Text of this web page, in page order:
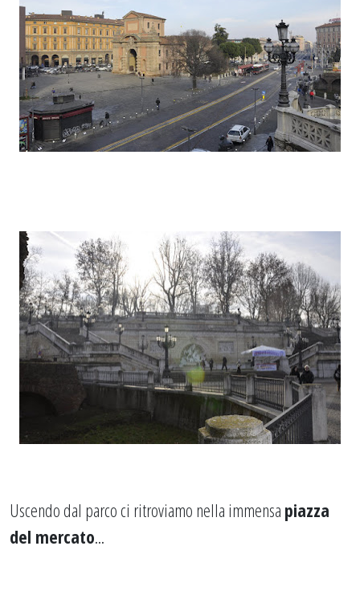
Uscendo dal parco ci ritroviamo nella immensa piazza
del mercato...